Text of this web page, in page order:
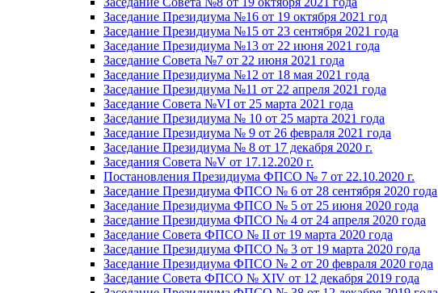
Заседание Президиума №16 от 19 октября 2021 год
Заседание Президиума №15 от 23 сентября 2021 года
Заседание Президиума №13 от 22 июня 2021 года
Заседание Совета №7 от 22 июня 2021 года
Заседание Президиума №12 от 18 мая 2021 года
Заседание Президиума №11 от 22 апреля 2021 года
Заседание Совета №VI от 25 марта 2021 года
Заседание Президиума № 10 от 25 марта 2021 года
Заседание Президиума № 9 от 26 февраля 2021 года
Заседание Президиума № 8 от 17 декабря 2020 г.
Заседания Совета №V от 17.12.2020 г.
Постановления Президиума ФПСО № 7 от 22.10.2020 г.
Заседание Президиума ФПСО № 6 от 28 сентября 2020 года
Заседание Президиума ФПСО № 5 от 25 июня 2020 года
Заседание Президиума ФПСО № 4 от 24 апреля 2020 года
Заседание Совета ФПСО № II от 19 марта 2020 года
Заседание Президиума ФПСО № 3 от 19 марта 2020 года
Заседание Президиума ФПСО № 2 от 20 февраля 2020 года
Заседание Совета ФПСО № XIV от 12 декабря 2019 года